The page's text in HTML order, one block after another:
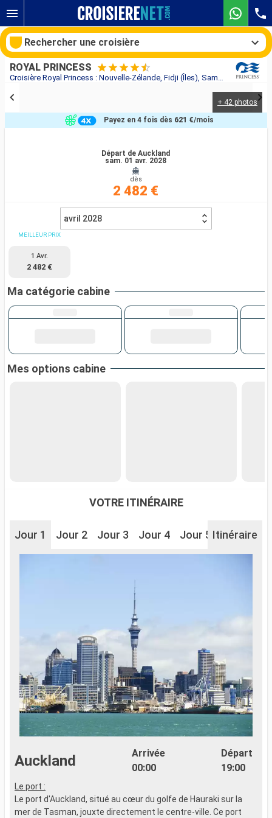
Croisière Royal Princess : Nouvelle-Zélande, Fidji (Îles), Samoa, États-Unis, Canada au départ de Auckland
ROYAL PRINCESS
+ 42 photos
Départ de Auckland
sam. 01 avr. 2028
dès
2 482 €
Payez en 4 fois dès 621 €/mois
avril 2028
MEILLEUR PRIX
1 Avr.
2 482 €
Ma catégorie cabine
Mes options cabine
VOTRE ITINÉRAIRE
Jour 1 Jour 2 Jour 3 Jour 4 Jour 5 Jour 6
Itinéraire
Auckland
Arrivée
00:00
Départ
19:00
Le port :
Le port d'Auckland, situé au cœur du golfe de Hauraki sur la
mer de Tasman, jouxte directement le centre-ville. Ce port
Rechercher une croisière
Compagnies
Rechercher